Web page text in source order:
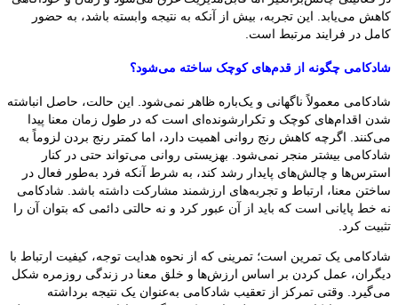
کاهش می‌یابد. این تجربه، بیش از آنکه به نتیجه وابسته باشد، به حضور
کامل در فرایند مرتبط است.
شادکامی چگونه از قدم‌های کوچک ساخته می‌شود؟
شادکامی معمولاً ناگهانی و یک‌باره ظاهر نمی‌شود. این حالت، حاصل انباشته
شدن اقدام‌های کوچک و تکرارشونده‌ای است که در طول زمان معنا پیدا
می‌کنند. اگرچه کاهش رنج روانی اهمیت دارد، اما کمتر رنج بردن لزوماً به
شادکامی بیشتر منجر نمی‌شود. بهزیستی روانی می‌تواند حتی در کنار
استرس‌ها و چالش‌های پایدار رشد کند، به شرط آنکه فرد به‌طور فعال در
ساختن معنا، ارتباط و تجربه‌های ارزشمند مشارکت داشته باشد. شادکامی
نه خط پایانی است که باید از آن عبور کرد و نه حالتی دائمی که بتوان آن را
تثبیت کرد.
شادکامی یک تمرین است؛ تمرینی که از نحوه هدایت توجه، کیفیت ارتباط با
دیگران، عمل کردن بر اساس ارزش‌ها و خلق معنا در زندگی روزمره شکل
می‌گیرد. وقتی تمرکز از تعقیب شادکامی به‌عنوان یک نتیجه برداشته